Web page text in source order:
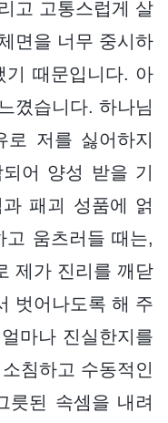
고 고통스럽게 살
면을 너무 중시하
기 때문입니다. 아
꼈습니다. 하나님
로 저를 싫어하지
어 양성 받을 기
패괴 성품에 얽
고 움츠러들 때는,
제가 진리를 깨닫
벗어나도록 해 주
마나 진실한지를
침하고 수동적인
릇된 속셈을 내려